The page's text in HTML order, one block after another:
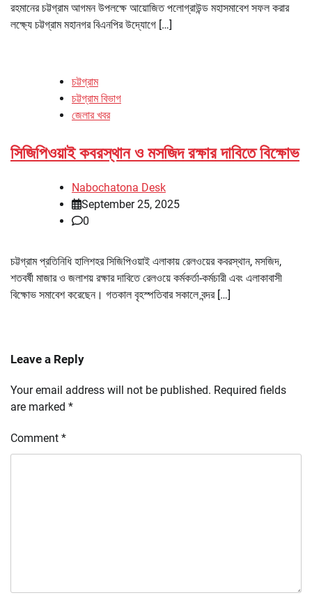
রহমানের চট্টগ্রাম আগমন উপলক্ষে আয়োজিত পলোগ্রাউন্ড মহাসমাবেশ সফল করার
লক্ষ্যে চট্টগ্রাম মহানগর বিএনপির উদ্যোগে […]
চট্টগ্রাম
চট্টগ্রাম বিভাগ
জেলার খবর
সিজিপিওয়াই কবরস্থান ও মসজিদ রক্ষার দাবিতে বিক্ষোভ
Nabochatona Desk
September 25, 2025
0
চট্টগ্রাম প্রতিনিধি হালিশহর সিজিপিওয়াই এলাকায় রেলওয়ের কবরস্থান, মসজিদ,
শতবর্ষী মাজার ও জলাশয় রক্ষার দাবিতে রেলওয়ে কর্মকর্তা-কর্মচারী এবং এলাকাবাসী
বিক্ষোভ সমাবেশ করেছেন। গতকাল বৃহস্পতিবার সকালে বন্দর […]
Leave a Reply
Your email address will not be published. Required fields
are marked *
Comment *